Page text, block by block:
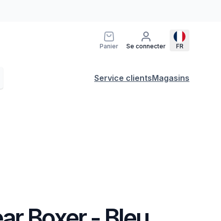
Panier Se connecter FR
Service clientsMagasins